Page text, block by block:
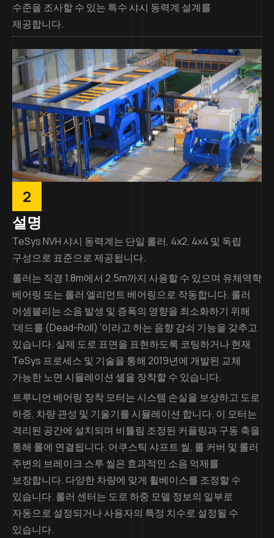
수준을 조사할 수 있는 특수 샤시 동력계 설계를
제공합니다.
2
설명
TeSys NVH 샤시 동력계는 단일 롤러, 4x2, 4x4 및 독립
구성으로 표준으로 제공됩니다.
롤러는 직경 1.8m에서 2.5m까지 사용할 수 있으며 유체역학
베어링 또는 롤러 엘리먼트 베어링으로 작동합니다. 롤러
어셈블리는 소음 발생 및 증폭의 영향을 최소화하기 위해
'데드롤 (Dead-Roll) '이라고 하는 음향 감쇠 기능을 갖추고
있습니다. 실제 도로 표면을 표현하도록 코팅하거나 현재
TeSys 프로세스 및 기술을 통해 2019년에 개발된 교체
가능한 노면 시뮬레이션 셸을 장착할 수 있습니다.
트루니언 베어링 장착 모터는 시스템 손실을 보상하고 도로
하중, 차량 관성 및 기울기를 시뮬레이션 합니다. 이 모터는
격리된 공간에 설치되며 비틀림 조정된 커플링과 구동 축을
통해 롤에 연결됩니다. 어쿠스틱 샤프트 씰, 롤 커버 및 롤러
주변의 브레이크 스루 씰은 효과적인 소음 억제를
보장합니다. 다양한 차량에 맞게 휠베이스를 조정할 수
있습니다. 롤러 센터는 도로 하중 모델 정보의 일부로
자동으로 설정되거나 사용자의 특정 치수로 설정될 수
있습니다.